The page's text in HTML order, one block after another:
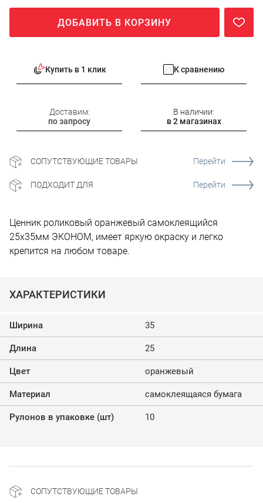
ДОБАВИТЬ В КОРЗИНУ
Купить в 1 клик К сравнению
Доставим:
по запросу
В наличии:
в 2 магазинах
СОПУТСТВУЮЩИЕ ТОВАРЫ Перейти
ПОДХОДИТ ДЛЯ Перейти
Ценник роликовый оранжевый самоклеящийся
25х35мм ЭКОНОМ, имеет яркую окраску и легко
крепится на любом товаре.
ХАРАКТЕРИСТИКИ
Ширина 35
Длина 25
Цвет оранжевый
Материал самоклеящаяся бумага
Рулонов в упаковке (шт) 10
СОПУТСТВУЮЩИЕ ТОВАРЫ